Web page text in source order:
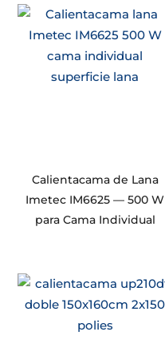
Calientacama de Lana
Imetec IM6625 — 500 W
para Cama Individual